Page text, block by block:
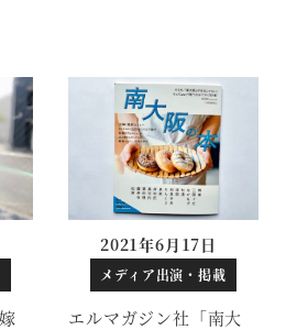
エルマガジン社「南大
投稿日
2021年6月17日
メディア出演・掲載